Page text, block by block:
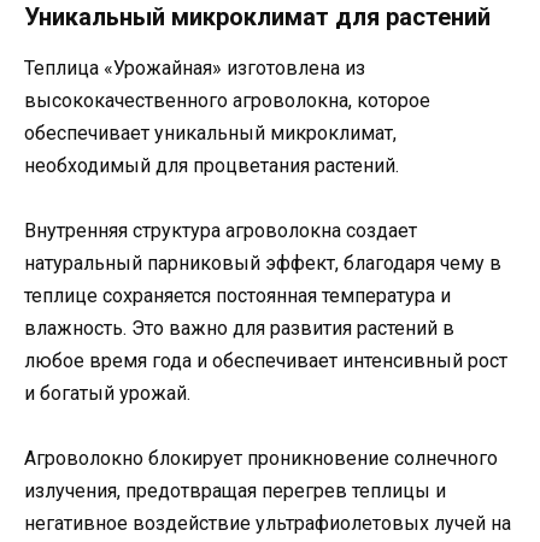
Уникальный микроклимат для растений
Теплица «Урожайная» изготовлена из
высококачественного агроволокна, которое
обеспечивает уникальный микроклимат,
необходимый для процветания растений.
Внутренняя структура агроволокна создает
натуральный парниковый эффект, благодаря чему в
теплице сохраняется постоянная температура и
влажность. Это важно для развития растений в
любое время года и обеспечивает интенсивный рост
и богатый урожай.
Агроволокно блокирует проникновение солнечного
излучения, предотвращая перегрев теплицы и
негативное воздействие ультрафиолетовых лучей на